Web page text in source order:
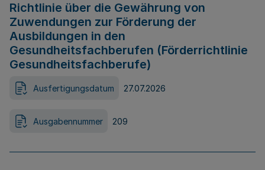
Richtlinie über die Gewährung von
Zuwendungen zur Förderung der
Ausbildungen in den
Gesundheitsfachberufen (Förderrichtlinie
Gesundheitsfachberufe)
Ausfertigungsdatum 27.07.2026
Ausgabennummer 209